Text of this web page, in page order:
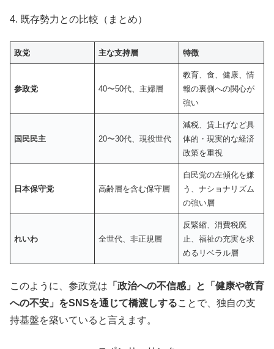
4. 既存勢力との比較（まとめ）
政党 主な支持層 特徴
参政党 40〜50代、主婦層
教育、食、健康、情
報の裏側への関心が
強い
国民民主 20〜30代、現役世代
減税、賃上げなど具
体的・現実的な経済
政策を重視
日本保守党 高齢層を含む保守層
自民党の左傾化を嫌
う、ナショナリズム
の強い層
れいわ 全世代、非正規層
反緊縮、消費税廃
止、福祉の充実を求
めるリベラル層
このように、参政党は 「政治への不信感」と「健康や教育
への不安」をSNSを通じて橋渡しすることで、独自の支
持基盤を築いていると言えます。